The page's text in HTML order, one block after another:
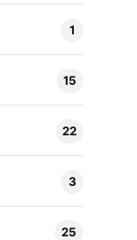
1
15
22
3
25